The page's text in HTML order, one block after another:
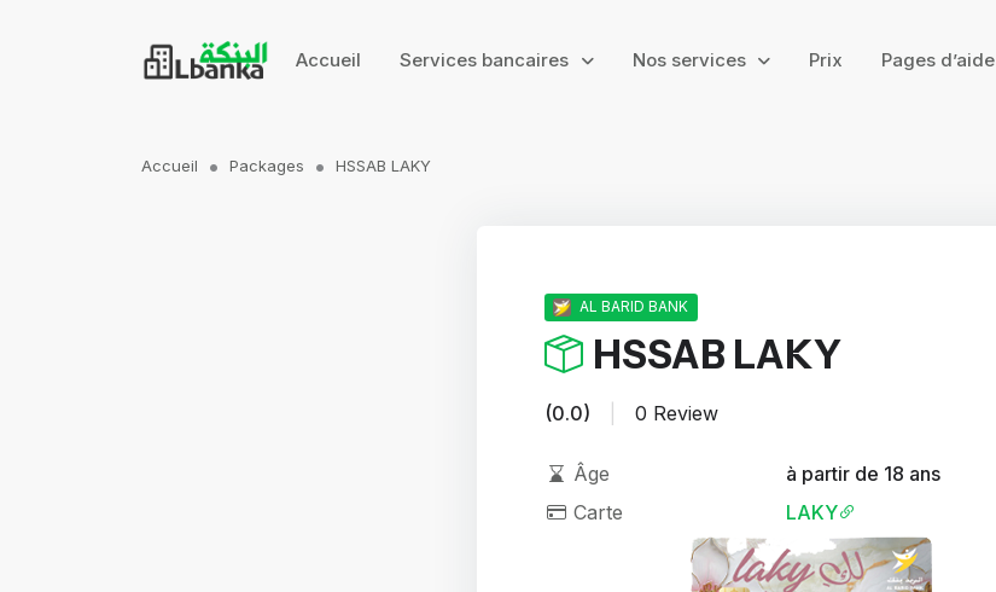
Accueil Services bancaires Nos services Prix Pages d’aide
Accueil Packages HSSAB LAKY
AL BARID BANK
HSSAB LAKY
(0.0) 0 Review
Âge
à partir de 18 ans
Carte
LAKY